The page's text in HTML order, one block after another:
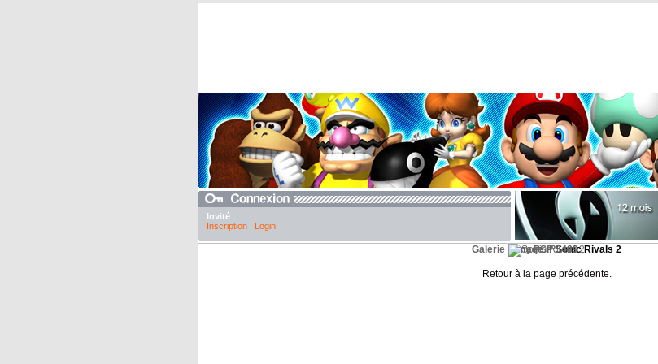
Invité
Inscription| Login
Galerie Sony PSPSonic Rivals 2
Image n°5489
Retour à la page précédente.